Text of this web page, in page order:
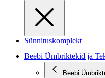
Sünnituskomplekt
Beebi Ümbriktekid ja
Beebi